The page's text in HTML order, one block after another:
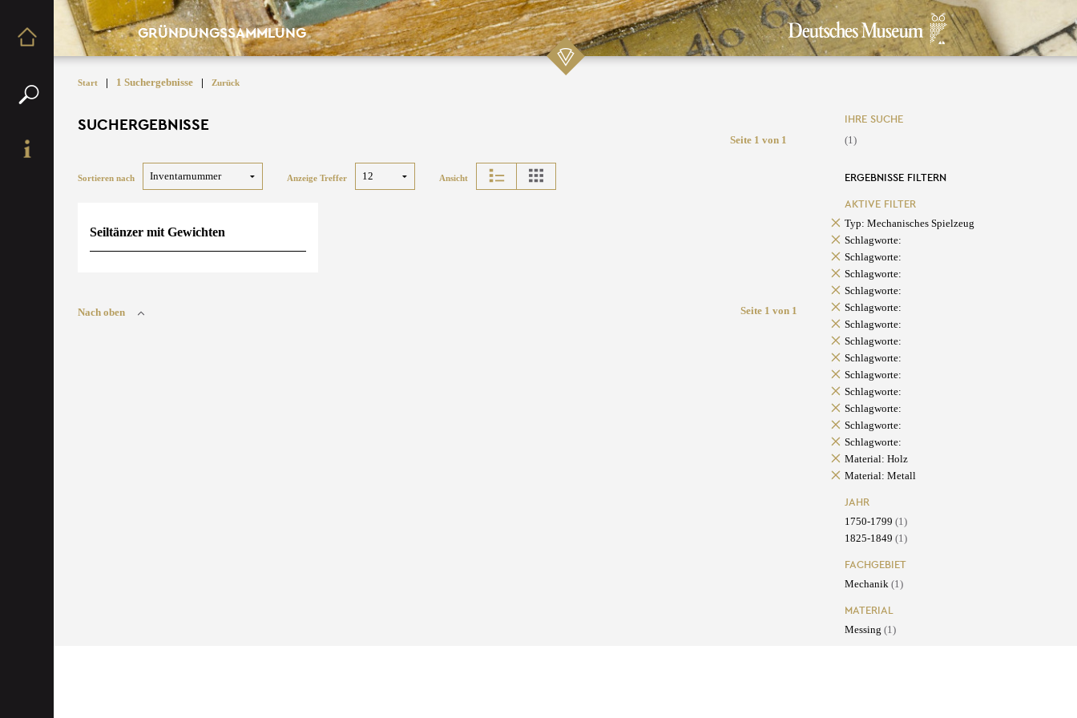
GRÜNDUNGSSAMMLUNG
Start | 1 Suchergebnisse | Zurück
SUCHERGEBNISSE
Seite 1 von 1
Sortieren nach Anzeige Treffer Ansicht
Seiltänzer mit Gewichten
Nach oben Seite 1 von 1
IHRE SUCHE
(1)
ERGEBNISSE FILTERN
AKTIVE FILTER
Typ: Mechanisches Spielzeug
Schlagworte:
Schlagworte:
Schlagworte:
Schlagworte:
Schlagworte:
Schlagworte:
Schlagworte:
Schlagworte:
Schlagworte:
Schlagworte:
Schlagworte:
Schlagworte:
Schlagworte:
Material: Holz
Material: Metall
JAHR
1750-1799 (1)
1825-1849 (1)
FACHGEBIET
Mechanik (1)
MATERIAL
Messing (1)